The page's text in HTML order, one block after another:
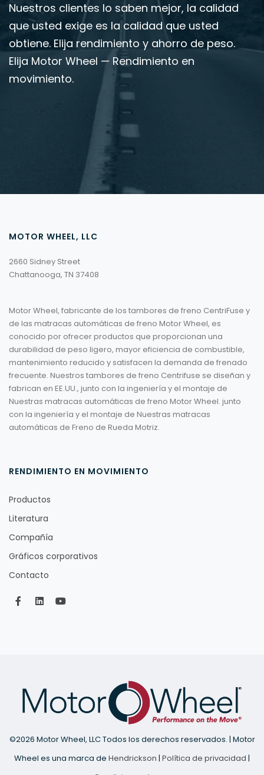
Nuestros clientes lo saben mejor, la calidad
que usted exige es la calidad que usted
obtiene. Elija rendimiento y ahorro de peso.
Elija Motor Wheel — Rendimiento en
movimiento.
MOTOR WHEEL, LLC
2660 Sidney Street
Chattanooga, TN 37408
Motor Wheel, fabricante de los tambores de freno CentriFuse y
de las matracas automáticas de freno Motor Wheel, es
conocido por ofrecer productos que proporcionan una
durabilidad de peso ligero, mayor eficiencia de combustible,
mantenimiento reducido y satisfacen la demanda de frenado
frecuente. Nuestros tambores de freno Centrifuse se diseñan y
fabrican en EE.UU., junto con la ingeniería y el montaje de
Nuestras matracas automáticas de freno Motor Wheel. junto
con la ingeniería y el montaje de Nuestras matracas
automáticas de Freno de Rueda Motriz.
RENDIMIENTO EN MOVIMIENTO
Productos
Literatura
Compañía
Gráficos corporativos
Contacto
©2026 Motor Wheel, LLC Todos los derechos reservados. | Motor
Wheel es una marca de Hendrickson | Política de privacidad |